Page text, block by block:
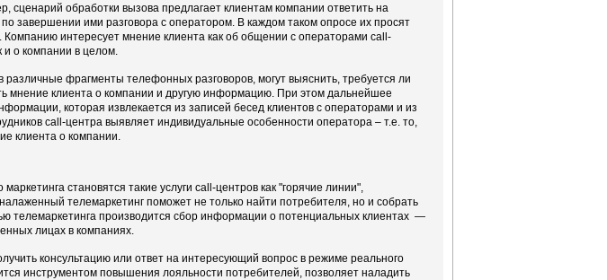
обработки вызова предлагает клиентам компании ответить на
завершении ими разговора с оператором. В каждом таком опросе их просят
Компанию интересует мнение клиента как об общении с операторами call-
и о компании в целом.
фрагменты телефонных разговоров, могут выяснить, требуется ли
мнение клиента о компании и другую информацию. При этом дальнейшее
которая извлекается из записей бесед клиентов с операторами и из
cаll-центра выявляет индивидуальные особенности оператора – т.е. то,
клиента о компании.
становятся такие услуги cаll-центров как "горячие линии",
телемаркетинг поможет не только найти потребителя, но и собрать
производится сбор информации о потенциальных клиентах —
лицах в компаниях.
консультацию или ответ на интересующий вопрос в режиме реального
инструментом повышения лояльности потребителей, позволяет наладить